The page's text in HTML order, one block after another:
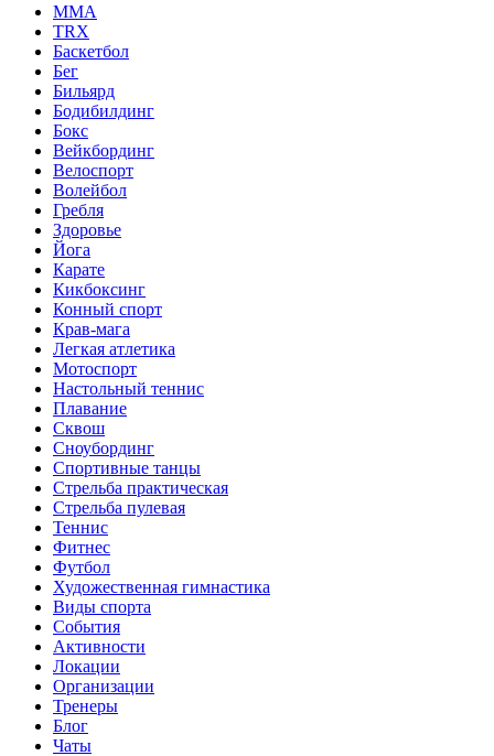
MMA
TRX
Баскетбол
Бег
Бильярд
Бодибилдинг
Бокс
Вейкбординг
Велоспорт
Волейбол
Гребля
Здоровье
Йога
Карате
Кикбоксинг
Конный спорт
Крав-мага
Легкая атлетика
Мотоспорт
Настольный теннис
Плавание
Сквош
Сноубординг
Спортивные танцы
Стрельба практическая
Стрельба пулевая
Теннис
Фитнес
Футбол
Художественная гимнастика
Виды спорта
События
Активности
Локации
Организации
Тренеры
Блог
Чаты